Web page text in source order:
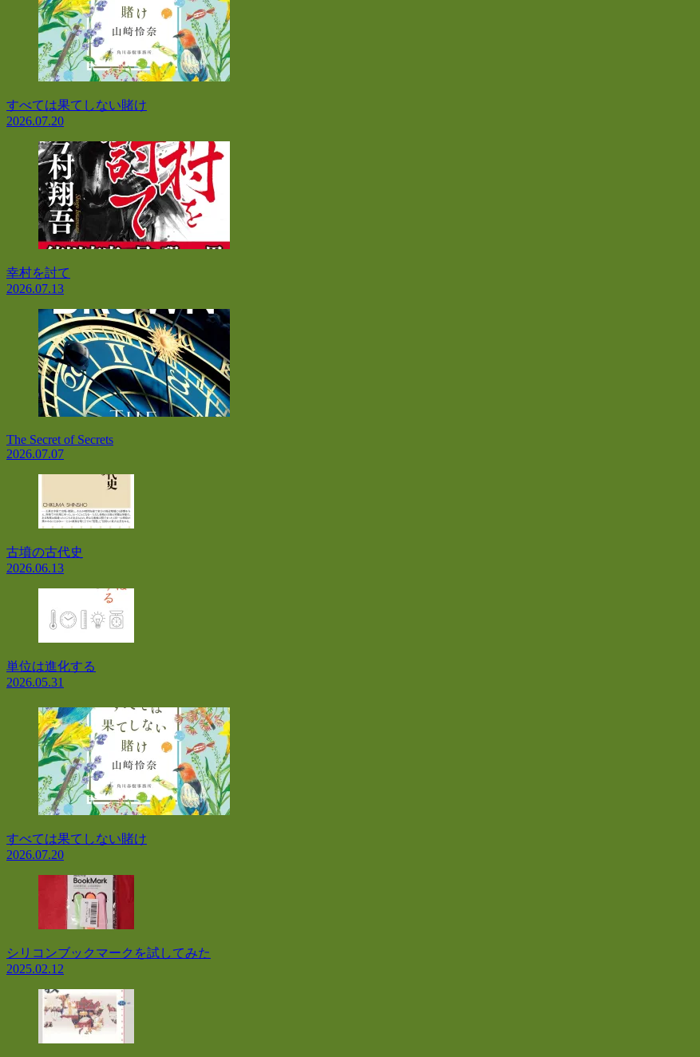
すべては果てしない賭け
2026.07.20
幸村を討て
2026.07.13
The Secret of Secrets
2026.07.07
古墳の古代史
2026.06.13
単位は進化する
2026.05.31
すべては果てしない賭け
2026.07.20
シリコンブックマークを試してみた
2025.02.12